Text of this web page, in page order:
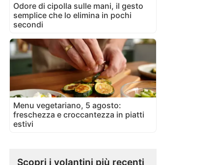
Odore di cipolla sulle mani, il gesto
semplice che lo elimina in pochi
secondi
Menu vegetariano, 5 agosto:
freschezza e croccantezza in piatti
estivi